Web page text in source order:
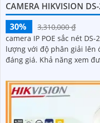
CAMERA HIKVISION
30%
3,310,000 ₫
camera IP POE sắc nét
lượng với độ phân giải lên
đáng giá. Khả năng